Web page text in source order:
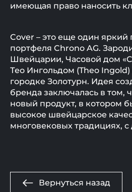
имеющая право наносить
Cover – это еще один яркий
портфеля Chrono AG.
Швейцарии, Часовой дом
Тео Ингольдом (Theo
городке Золотурн. Идея
бренда заключалась в том,
новый продукт, в котором
высокое швейцарское
многовековых традициях, с
Вернуться назад